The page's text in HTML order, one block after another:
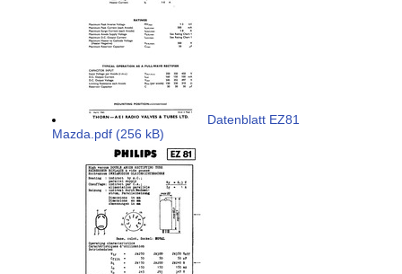
Datenblatt EZ81
Mazda.pdf (256 kB)